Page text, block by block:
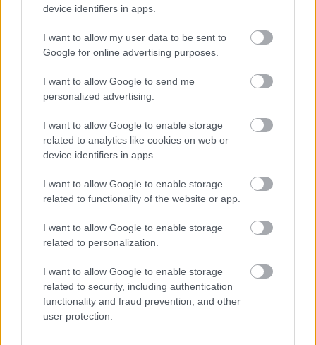
device identifiers in apps.
I want to allow my user data to be sent to
Google for online advertising purposes.
I want to allow Google to send me
personalized advertising.
I want to allow Google to enable storage
related to analytics like cookies on web or
device identifiers in apps.
I want to allow Google to enable storage
related to functionality of the website or app.
I want to allow Google to enable storage
related to personalization.
I want to allow Google to enable storage
related to security, including authentication
functionality and fraud prevention, and other
user protection.
Darling (Eiza Gonzalez) - Bata Éva
Eiza Gonzalez alakította Jon Hamm karakterének
szerelmét, őt Bata Éva szólaltatta meg a magyar
mozikban, és szerintem jól illett hozzá, bár eddig
máshol nem is találkozhattunk Eizával, hacsak nem
nézünk itthon nem vetített, spanyol
szappanoperákat. Bata Évát viszont főleg a
Vígszínház színpadán láthatjuk.